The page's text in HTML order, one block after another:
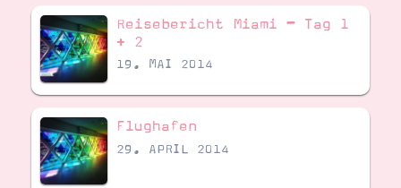
Angebote
Demonstrator werden
Gutscheine
Produkte erklärt
Über mich
Über Stampin’ Up!
Reisebericht Miami – Tag 1
+ 2
19. MAI 2014
Flughafen
29. APRIL 2014